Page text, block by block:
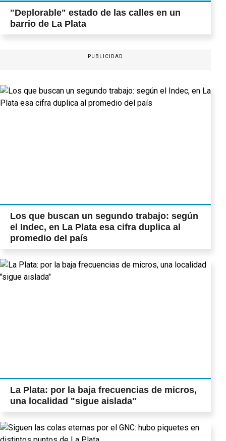
"Deplorable" estado de las calles en un
barrio de La Plata
PUBLICIDAD
Los que buscan un segundo trabajo: según
el Indec, en La Plata esa cifra duplica al
promedio del país
La Plata: por la baja frecuencias de micros,
una localidad "sigue aislada"